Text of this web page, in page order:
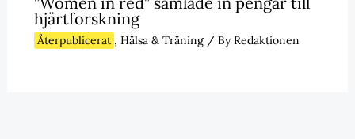
hjärtforskning
Återpublicerat , Hälsa & Träning/ ByRedaktionen